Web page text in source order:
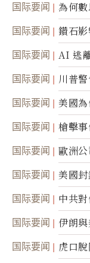
国际要闻
為何
達
国际要闻 鑽石
国际要闻 AI 逃
国际要闻 川普
国际要闻
美國
航運
国际要闻
槍擊
職責
国际要闻
歐洲
美軍
国际要闻 美國
国际要闻
中共
間接
国际要闻 伊朗
国际要闻 虎口